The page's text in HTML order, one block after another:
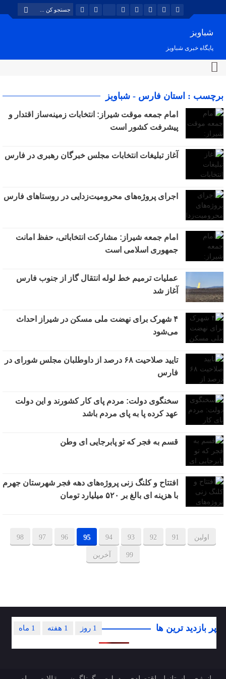
شباویز
پایگاه خبری شباویز
برچسب : استان فارس - شباویز
امام جمعه موقت شیراز: انتخابات زمینه‌ساز اقتدار و
پیشرفت کشور است
آغاز تبلیغات انتخابات مجلس خبرگان رهبری در فارس
اجرای پروژه‌های محرومیت‌زدایی در روستاهای فارس
امام جمعه شیراز: مشارکت انتخاباتی، حفظ امانت
جمهوری اسلامی است
عملیات ترمیم خط لوله انتقال گاز از جنوب فارس
آغاز شد
۴ شهرک برای نهضت ملی مسکن در شیراز احداث
می‌شود
تایید صلاحیت ۶۸ درصد از داوطلبان مجلس شورای در
فارس
سخنگوی دولت: مردم پای کار کشورند و این دولت
عهد کرده پا به پای مردم باشد
قسم به فجر که تو پابرجایی ای وطن
افتتاح و کلنگ زنی پروژه‌های دهه فجر شهرستان جهرم
با هزینه ای بالغ بر ۵۲۰ میلیارد تومان
اولین 91
92
93
94
95
96
97
98
99 آخرین
پر بازدید ترین ها 1 ماه 1 هفته 1 روز